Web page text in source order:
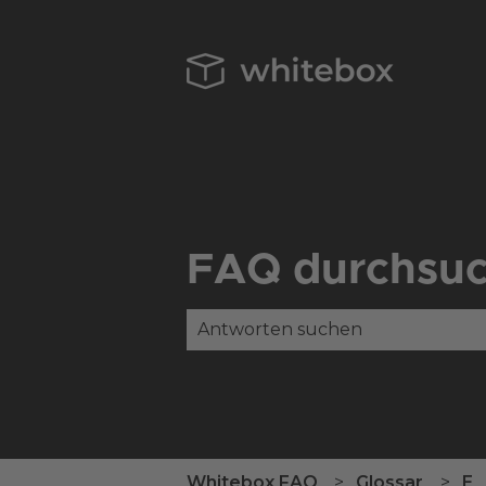
FAQ
Whitebox FAQ Glossar E